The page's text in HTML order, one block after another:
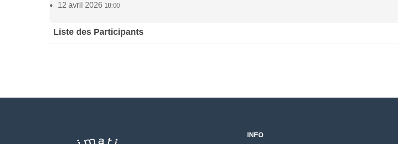
12 avril 2026 18:00
Liste des Participants
12 avril 2026 - 18:00
12 avril 2026 - 18:00
12 avril 2026 - 18:00
INFO